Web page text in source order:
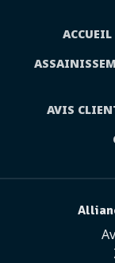
ACCUEIL
AVIS